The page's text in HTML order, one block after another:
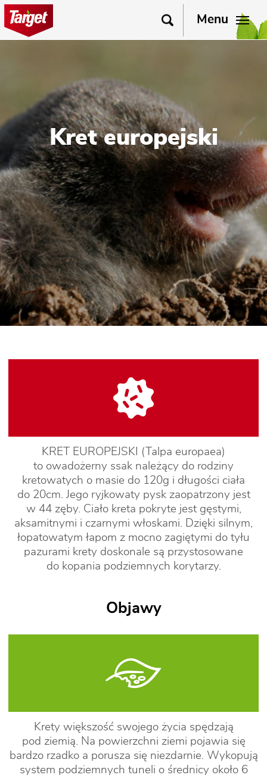
Menu
Kret europejski
KRET EUROPEJSKI (Talpa europaea)
to owadożerny ssak należący do rodziny
kretowatych o masie do 120g i długości ciała
do 20cm. Jego ryjkowaty pysk zaopatrzony jest
w 44 zęby. Ciało kreta pokryte jest gęstymi,
aksamitnymi i czarnymi włoskami. Dzięki silnym,
łopatowatym łapom z mocno zagiętymi do tyłu
pazurami krety doskonale są przystosowane
do kopania podziemnych korytarzy.
Objawy
Krety większość swojego życia spędzają
pod ziemią. Na powierzchni ziemi pojawia się
bardzo rzadko a porusza się niezdarnie. Wykopują
system podziemnych tuneli o średnicy około 6